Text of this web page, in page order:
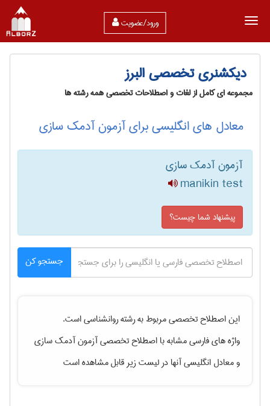
ورود/عضویت
دیکشنری تخصصی البرز
مجموعه ای کامل از لغات و اصطلاحات تخصصی همه رشته ها
معادل های انگلیسی برای آزمون آدمک سازی
آزمون آدمک سازی
manikin test
پیشنهاد شما چیست؟
جستجو کن
این اصطلاح تخصصی مربوط به رشتهروانشناسیاست.
واژه های فارسی مشابه با اصطلاح تخصصیآزمون آدمک سازی
و معادل انگلیسی آنها در لیست زیر قابل مشاهده است